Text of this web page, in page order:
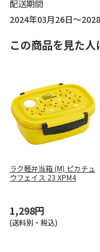
配送期間
2024年03月26日～
この商品を見た
ラク軽弁当箱 (M) ピカチュ
ウフェイス 23 XPM4
1,298円
(送料別・税込)